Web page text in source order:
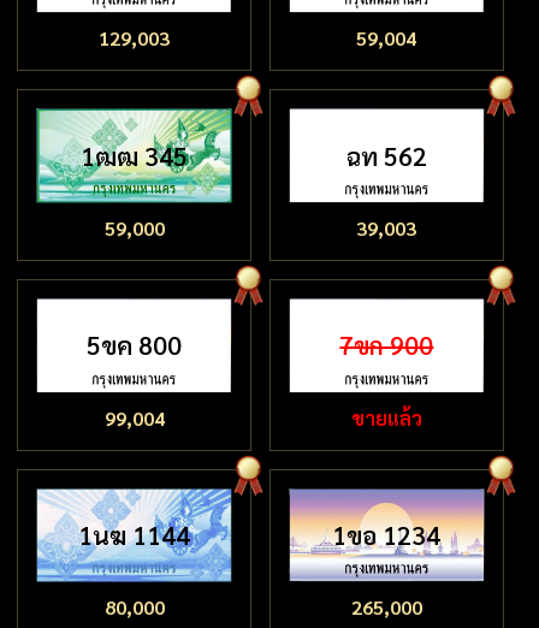
129,003 59,004
1ฒฒ 345
59,000
ฉท 562
39,003
5ขค 800
99,004
7ขก 900
ขายแล้ว
1นฆ 1144
80,000
1ขอ 1234
265,000